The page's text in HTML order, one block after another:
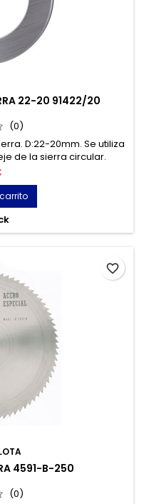
22-20 91422/20
(0)
D:22-20mm. Se utiliza
de la sierra circular.
4591-B-250
(0)
favorite_border